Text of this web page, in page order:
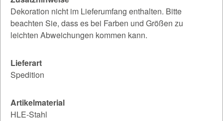
Dekoration nicht im Lieferumfang enthalten. Bitte
beachten Sie, dass es bei Farben und Größen zu
leichten Abweichungen kommen kann.
Lieferart
Spedition
Artikelmaterial
HLE-Stahl